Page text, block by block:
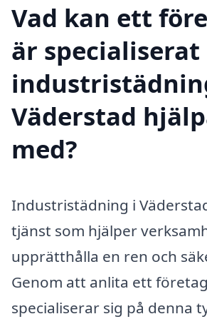
Vad kan ett
är specialiserat
Väderstad
med?
Industristädning i
tjänst som hjälper
upprätthålla en ren och
Genom att anlita ett
specialiserar sig på denna